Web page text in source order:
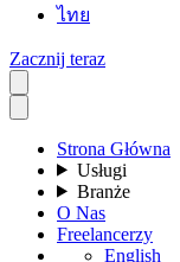
ไทย
Zacznij teraz
Strona Główna
Usługi
Branże
O Nas
Freelancerzy
English